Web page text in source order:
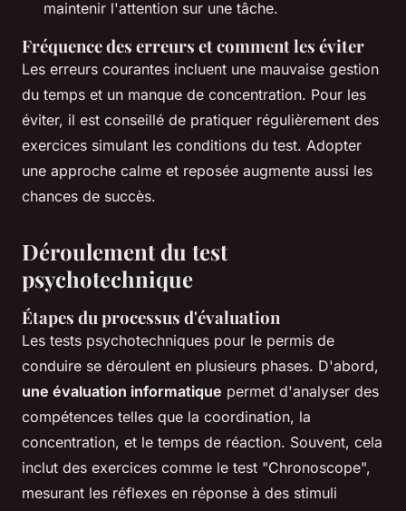
maintenir l'attention sur une tâche.
Fréquence des erreurs et comment les éviter
Les erreurs courantes incluent une mauvaise gestion
du temps et un manque de concentration. Pour les
éviter, il est conseillé de pratiquer régulièrement des
exercices simulant les conditions du test. Adopter
une approche calme et reposée augmente aussi les
chances de succès.
Déroulement du test
psychotechnique
Étapes du processus d'évaluation
Les tests psychotechniques pour le permis de
conduire se déroulent en plusieurs phases. D'abord,
une évaluation informatique permet d'analyser des
compétences telles que la coordination, la
concentration, et le temps de réaction. Souvent, cela
inclut des exercices comme le test "Chronoscope",
mesurant les réflexes en réponse à des stimuli